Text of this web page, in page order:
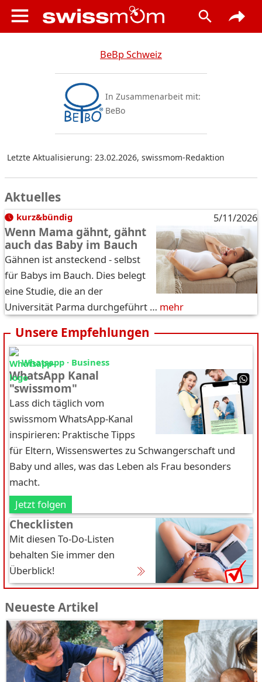
BeBp Schweiz
In Zusammenarbeit mit:
BeBo
Letzte Aktualisierung: 23.02.2026, swissmom-Redaktion
Aktuelles
kurz&bündig 5/11/2026
Wenn Mama gähnt, gähnt
auch das Baby im Bauch
Gähnen ist ansteckend - selbst
für Babys im Bauch. Dies belegt
eine Studie, die an der
Universität Parma durchgeführt … mehr
Unsere Empfehlungen
Whatsapp · Business
WhatsApp Kanal
"swissmom"
Lass dich täglich vom
swissmom WhatsApp-Kanal
inspirieren: Praktische Tipps
für Eltern, Wissenswertes zu Schwangerschaft und
Baby und alles, was das Leben als Frau besonders
macht.
Jetzt folgen
Checklisten
Mit diesen To-Do-Listen
behalten Sie immer den
Überblick!
Neueste Artikel